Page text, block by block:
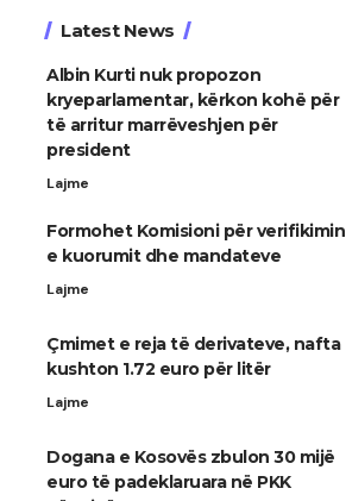
Latest News
Albin Kurti nuk propozon
kryeparlamentar, kërkon kohë për
të arritur marrëveshjen për
president
Lajme
Formohet Komisioni për verifikimin
e kuorumit dhe mandateve
Lajme
Çmimet e reja të derivateve, nafta
kushton 1.72 euro për litër
Lajme
Dogana e Kosovës zbulon 30 mijë
euro të padeklaruara në PKK